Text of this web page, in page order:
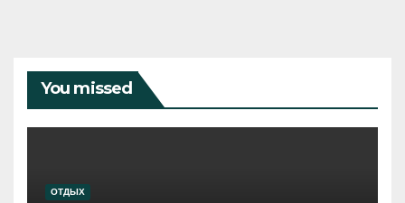
You missed
ОТДЫХ